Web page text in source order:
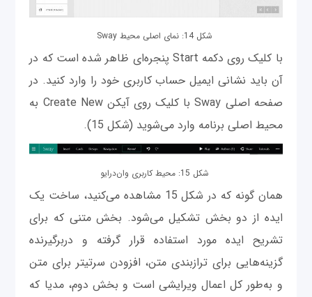
شکل 14: نمای اصلی محیط Sway
با کلیک روی دکمه Start پنجره‌ای ظاهر شده است که در
آن باید نشانی ایمیل حساب کاربری خود را وارد کنید. در
صفحه اصلی Sway با کلیک روی آیکن Create New به
محیط اصلی برنامه وارد می‌شوید (شکل 15).
شکل 15: محیط کاربری وان‌درایو
‌همان‌ گونه که در شکل 15 مشاهده می‌کنید، ساخت یک
ایده از دو بخش تشکیل می‌شود. بخش متنی که برای
تشریح ایده مورد استفاده قرار گرفته و دربرگیرنده
گزینه‌هایی برای ترازبندی متن، افزودن سرتیتر برای متن
و به‌طور کل اعمال ویرایشی است و بخش دوم، مدیا که